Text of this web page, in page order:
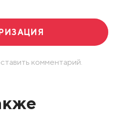
комментарий.